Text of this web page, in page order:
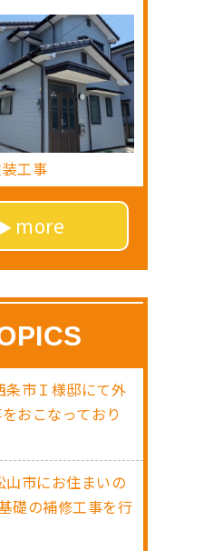
工事
more
条市Ｉ様邸にて外
おこなっており
山市にお住まいの
礎の補修工事を行